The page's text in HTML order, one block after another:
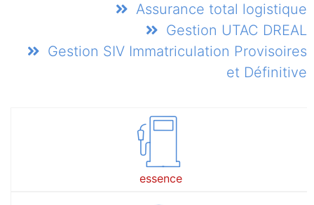
Assurance total logistique
Gestion UTAC DREAL
Gestion SIV Immatriculation Provisoires
et Définitive
essence